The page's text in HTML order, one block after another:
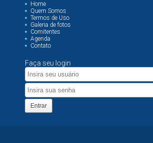
Home
Quem Somos
Termos de Uso
Galeria de fotos
Comitentes
Agenda
Contato
Faça seu login
Entrar